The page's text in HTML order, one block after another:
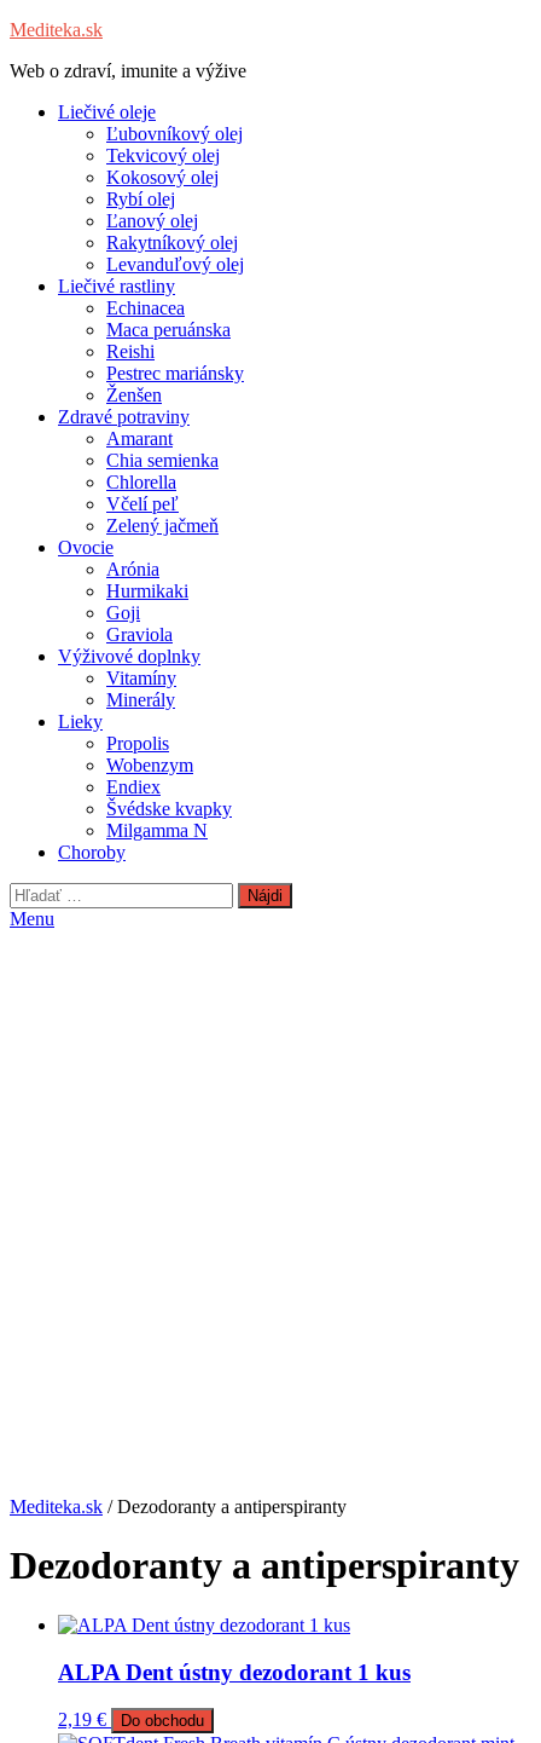
Mediteka.sk
Web o zdraví, imunite a výžive
Liečivé oleje
Ľubovníkový olej
Tekvicový olej
Kokosový olej
Rybí olej
Ľanový olej
Rakytníkový olej
Levanduľový olej
Liečivé rastliny
Echinacea
Maca peruánska
Reishi
Pestrec mariánsky
Ženšen
Zdravé potraviny
Amarant
Chia semienka
Chlorella
Včelí peľ
Zelený jačmeň
Ovocie
Arónia
Hurmikaki
Goji
Graviola
Výživové doplnky
Vitamíny
Minerály
Lieky
Propolis
Wobenzym
Endiex
Švédske kvapky
Milgamma N
Choroby
Hľadať:
Menu
Mediteka.sk / Dezodoranty a antiperspiranty
Dezodoranty a antiperspiranty
ALPA Dent ústny dezodorant 1 kus
2,19 € Do obchodu